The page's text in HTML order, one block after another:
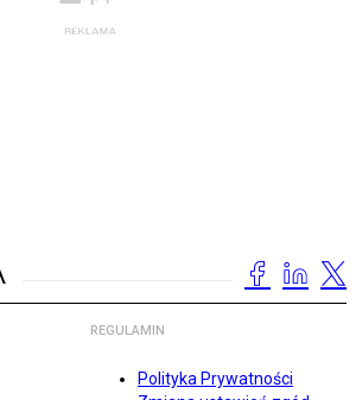
REGULAMIN
Polityka Prywatności